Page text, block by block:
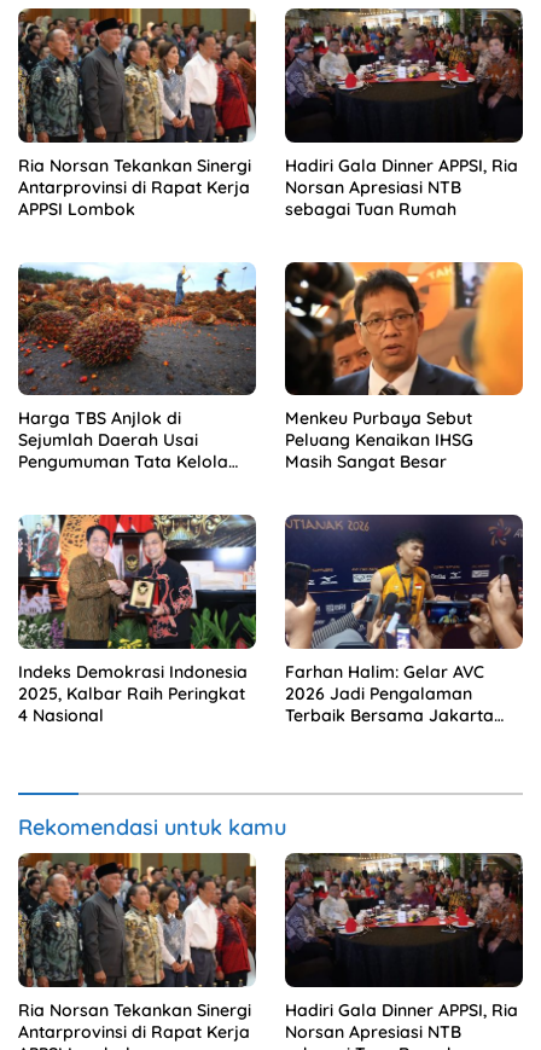
Ria Norsan Tekankan Sinergi
Antarprovinsi di Rapat Kerja
APPSI Lombok
Hadiri Gala Dinner APPSI, Ria
Norsan Apresiasi NTB
sebagai Tuan Rumah
Harga TBS Anjlok di
Sejumlah Daerah Usai
Pengumuman Tata Kelola
Menkeu Purbaya Sebut
Peluang Kenaikan IHSG
Masih Sangat Besar
Indeks Demokrasi Indonesia
2025, Kalbar Raih Peringkat
4 Nasional
Farhan Halim: Gelar AVC
2026 Jadi Pengalaman
Terbaik Bersama Jakarta
Rekomendasi untuk kamu
Ria Norsan Tekankan Sinergi
Antarprovinsi di Rapat Kerja
Hadiri Gala Dinner APPSI, Ria
Norsan Apresiasi NTB